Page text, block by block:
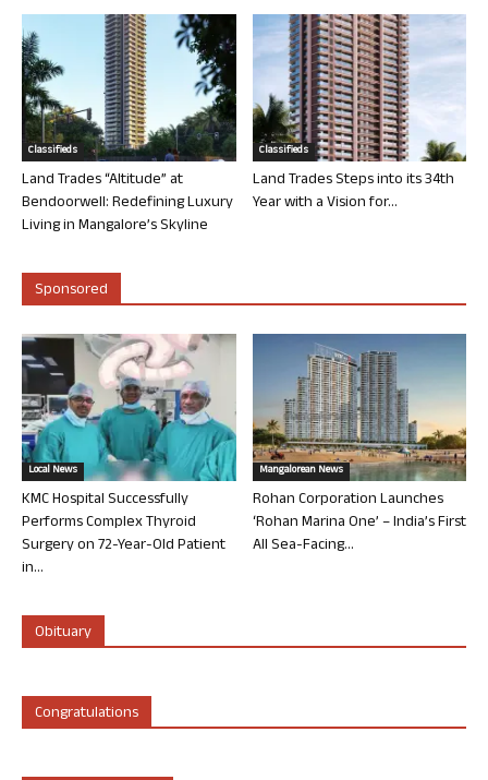
Classifieds
Land Trades “Altitude” at
Bendoorwell: Redefining Luxury
Living in Mangalore’s Skyline
Classifieds
Land Trades Steps into its 34th
Year with a Vision for...
Sponsored
Local News
KMC Hospital Successfully
Performs Complex Thyroid
Surgery on 72-Year-Old Patient
in...
Mangalorean News
Rohan Corporation Launches
‘Rohan Marina One’ – India’s First
All Sea-Facing...
Obituary
Congratulations